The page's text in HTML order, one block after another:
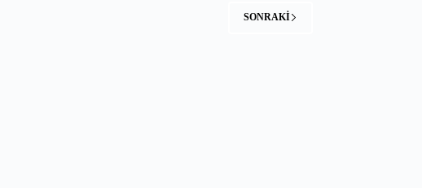
SONRAKI